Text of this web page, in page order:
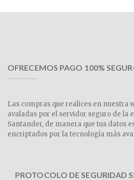
OFRECEMOS PAGO 100%
Las compras que realices en nuestra
avaladas por el servidor seguro de la
Santander, de manera que tus datos
encriptados por la tecnología más
PROTOCOLO DE SEGURIDAD